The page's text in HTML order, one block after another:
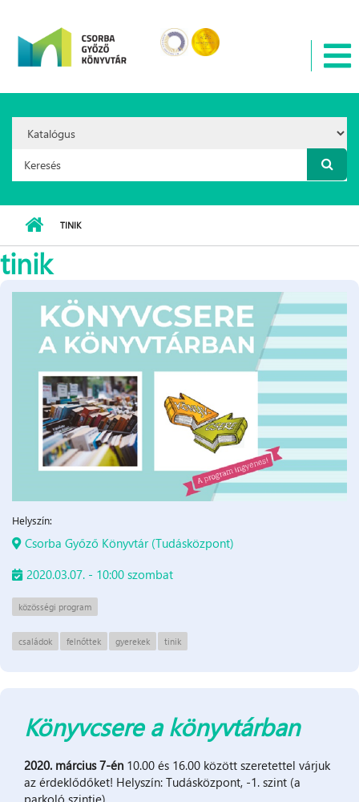
Option:
Keresés űrlap
TINIK
tinik
Helyszín:
Csorba Győző Könyvtár (Tudásközpont)
2020.03.07. - 10:00 szombat
közösségi program
családok felnőttek gyerekek tinik
Könyvcsere a könyvtárban
2020. március 7-én 10.00 és 16.00 között szeretettel várjuk
az érdeklődőket! Helyszín: Tudásközpont, -1. szint (a